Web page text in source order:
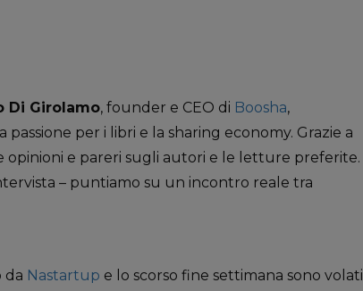
Di Girolamo, founder e CEO di Boosha,
per i libri e la sharing economy. Grazie a
opinioni e pareri sugli autori e le letture preferite.
– puntiamo su un incontro reale tra
da Nastartup e lo scorso fine settimana sono volati